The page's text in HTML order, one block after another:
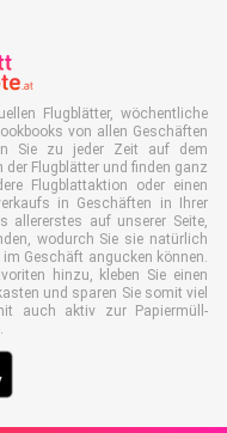
Flugblätter, wöchentliche
von allen Geschäften
Sie zu jeder Zeit auf dem
der Flugblätter und finden ganz
Flugblattaktion oder einen
in Geschäften in Ihrer
allererstes auf unserer Seite,
wodurch Sie sie natürlich
Geschäft angucken können.
hinzu, kleben Sie einen
und sparen Sie somit viel
auch aktiv zur Papiermüll-